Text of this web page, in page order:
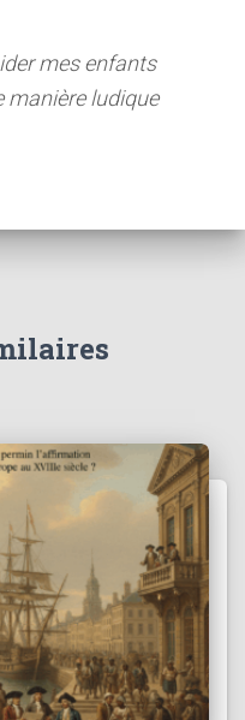
mes enfants
manière ludique